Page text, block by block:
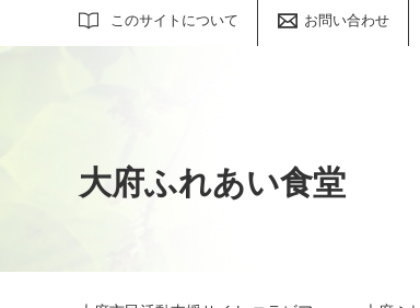
このサイトについて お問い合わせ
サイト内検索
大府ふれあい食堂